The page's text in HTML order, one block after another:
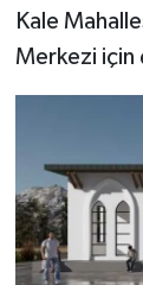
Kale
Merkezi için